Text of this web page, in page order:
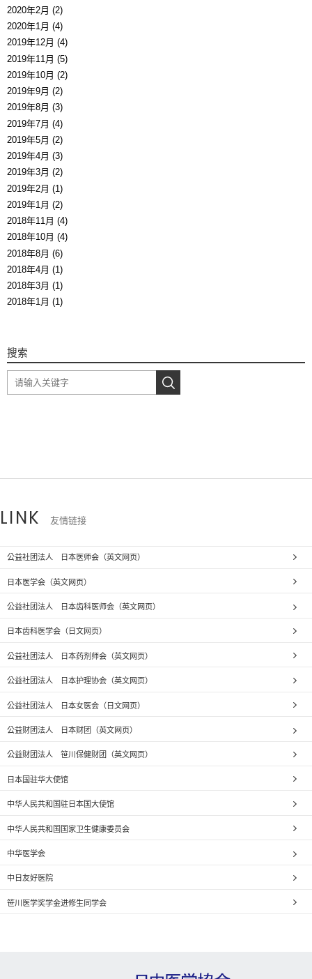
2020年2月 (2)
2020年1月 (4)
2019年12月 (4)
2019年11月 (5)
2019年10月 (2)
2019年9月 (2)
2019年8月 (3)
2019年7月 (4)
2019年5月 (2)
2019年4月 (3)
2019年3月 (2)
2019年2月 (1)
2019年1月 (2)
2018年11月 (4)
2018年10月 (4)
2018年8月 (6)
2018年4月 (1)
2018年3月 (1)
2018年1月 (1)
搜索
LINK 友情链接
公益社团法人 日本医师会（英文网页）
日本医学会（英文网页）
公益社团法人 日本齿科医师会（英文网页）
日本齿科医学会（日文网页）
公益社团法人 日本药剂师会（英文网页）
公益社团法人 日本护理协会（英文网页）
公益社团法人 日本女医会（日文网页）
公益财团法人 日本财团（英文网页）
公益财团法人 笹川保健财团（英文网页）
日本国驻华大使馆
中华人民共和国驻日本国大使馆
中华人民共和国国家卫生健康委员会
中华医学会
中日友好医院
笹川医学奖学金进修生同学会